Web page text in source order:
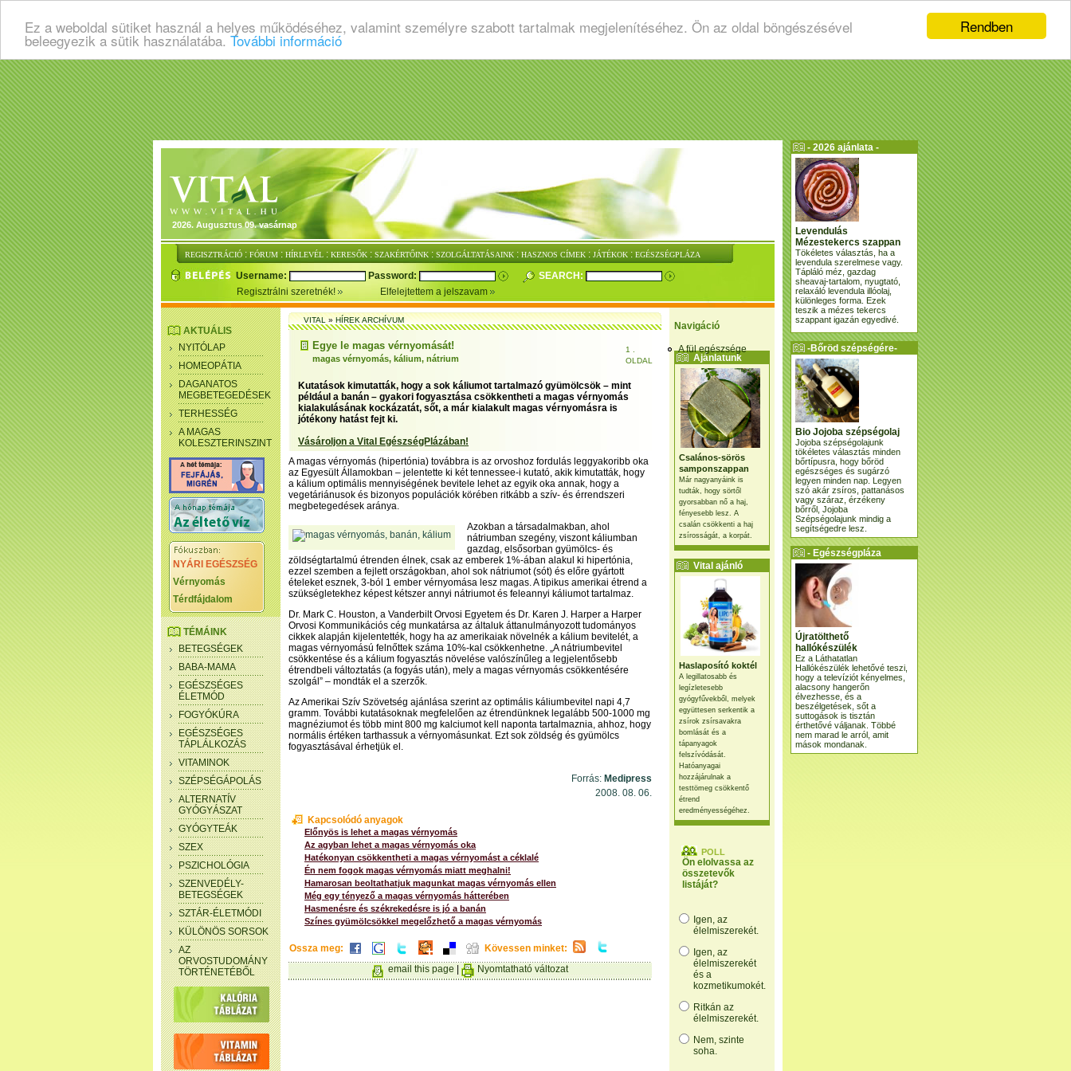
Rendben
Ez a weboldal sütiket használ a helyes működéséhez, valamint személyre szabott tartalmak megjelenítéséhez. Ön az oldal böngészésével
beleegyezik a sütik használatába. További információ
2026. Augusztus 09. vasárnap
REGISZTRÁCIÓ : FÓRUM : HÍRLEVÉL : KERESŐK : SZAKÉRTŐINK : SZOLGÁLTATÁSAINK : HASZNOS CÍMEK : JÁTÉKOK : EGÉSZSÉGPLÁZA
Username: Password:
SEARCH:
Regisztrálni szeretnék!
Elfelejtettem a jelszavam
Navigáció
A fül egészsége
Ajánlatunk
Csalános-sörös
samponszappan
Már nagyanyáink is
tudták, hogy sörtől
gyorsabban nő a haj,
fényesebb lesz. A
csalán csökkenti a haj
zsírosságát, a korpát.
Vital ajánló
Haslaposító koktél
A legillatosabb és
legízletesebb
gyógyfűvekből, melyek
együttesen serkentik a
zsírok zsírsavakra
bomlását és a
tápanyagok
felszívódását.
Hatóanyagai
hozzájárulnak a
testtömeg csökkentő
étrend
eredményességéhez.
POLL
Ön elolvassa az
összetevők
listáját?
Igen, az
élelmiszerekét.
Igen, az
élelmiszerekét
és a
kozmetikumokét.
Ritkán az
élelmiszerekét.
Nem, szinte
soha.
AKTUÁLIS
NYITÓLAP
HOMEOPÁTIA
DAGANATOS
MEGBETEGEDÉSEK
TERHESSÉG
A MAGAS
KOLESZTERINSZINT
NYÁRI EGÉSZSÉG
Vérnyomás
Térdfájdalom
TÉMÁINK
BETEGSÉGEK
BABA-MAMA
EGÉSZSÉGES
ÉLETMÓD
FOGYÓKÚRA
EGÉSZSÉGES
TÁPLÁLKOZÁS
VITAMINOK
SZÉPSÉGÁPOLÁS
ALTERNATÍV
GYÓGYÁSZAT
GYÓGYTEÁK
SZEX
PSZICHOLÓGIA
SZENVEDÉLY-
BETEGSÉGEK
SZTÁR-ÉLETMÓDI
KÜLÖNÖS SORSOK
AZ
ORVOSTUDOMÁNY
TÖRTÉNETÉBŐL
VITAL»HÍREK ARCHÍVUM
Egye le magas vérnyomását!
magas vérnyomás, kálium, nátrium
1 .
OLDAL
Kutatások kimutatták, hogy a sok káliumot tartalmazó gyümölcsök – mint
például a banán – gyakori fogyasztása csökkentheti a magas vérnyomás
kialakulásának kockázatát, sőt, a már kialakult magas vérnyomásra is
jótékony hatást fejt ki.
Vásároljon a Vital EgészségPlázában!
A magas vérnyomás (hipertónia) továbbra is az orvoshoz fordulás leggyakoribb oka
az Egyesült Államokban – jelentette ki két tennessee-i kutató, akik kimutatták, hogy
a kálium optimális mennyiségének bevitele lehet az egyik oka annak, hogy a
vegetáriánusok és bizonyos populációk körében ritkább a szív- és érrendszeri
megbetegedések aránya.
Azokban a társadalmakban, ahol
nátriumban szegény, viszont káliumban
gazdag, elsősorban gyümölcs- és
zöldségtartalmú étrenden élnek, csak az emberek 1%-ában alakul ki hipertónia,
ezzel szemben a fejlett országokban, ahol sok nátriumot (sót) és előre gyártott
ételeket esznek, 3-ból 1 ember vérnyomása lesz magas. A tipikus amerikai étrend a
szükségletekhez képest kétszer annyi nátriumot és feleannyi káliumot tartalmaz.
Dr. Mark C. Houston, a Vanderbilt Orvosi Egyetem és Dr. Karen J. Harper a Harper
Orvosi Kommunikációs cég munkatársa az általuk áttanulmányozott tudományos
cikkek alapján kijelentették, hogy ha az amerikaiak növelnék a kálium bevitelét, a
magas vérnyomású felnőttek száma 10%-kal csökkenhetne. „A nátriumbevitel
csökkentése és a kálium fogyasztás növelése valószínűleg a legjelentősebb
étrendbeli változtatás (a fogyás után), mely a magas vérnyomás csökkentésére
szolgál” – mondták el a szerzők.
Az Amerikai Szív Szövetség ajánlása szerint az optimális káliumbevitel napi 4,7
gramm. További kutatásoknak megfelelően az étrendünknek legalább 500-1000 mg
magnéziumot és több mint 800 mg kalciumot kell naponta tartalmaznia, ahhoz, hogy
normális értéken tarthassuk a vérnyomásunkat. Ezt sok zöldség és gyümölcs
fogyasztásával érhetjük el.
Forrás: Medipress
2008. 08. 06.
Kapcsolódó anyagok
Előnyös is lehet a magas vérnyomás
Az agyban lehet a magas vérnyomás oka
Hatékonyan csökkentheti a magas vérnyomást a céklalé
Én nem fogok magas vérnyomás miatt meghalni!
Hamarosan beoltathatjuk magunkat magas vérnyomás ellen
Még egy tényező a magas vérnyomás hátterében
Hasmenésre és székrekedésre is jó a banán
Színes gyümölcsökkel megelőzhető a magas vérnyomás
Ossza meg:
Kövessen minket:
email this page
Nyomtatható változat
- 2026 ajánlata -
Levendulás
Mézestekercs szappan
Tökéletes választás, ha a
levendula szerelmese vagy.
Tápláló méz, gazdag
sheavaj-tartalom, nyugtató,
relaxáló levendula illóolaj,
különleges forma. Ezek
teszik a mézes tekercs
szappant igazán egyedivé.
-Bőröd szépségére-
Bio Jojoba szépségolaj
Jojoba szépségolajunk
tökéletes választás minden
bőrtípusra, hogy bőröd
egészséges és sugárzó
legyen minden nap. Legyen
szó akár zsíros, pattanásos
vagy száraz, érzékeny
bőrről, Jojoba
Szépségolajunk mindig a
segítségedre lesz.
- Egészségpláza
ajánlatunk -
Újratölthető
hallókészülék
Ez a Láthatatlan
Hallókészülék lehetővé teszi,
hogy a televíziót kényelmes,
alacsony hangerőn
élvezhesse, és a
beszélgetések, sőt a
suttogások is tisztán
érthetővé váljanak. Többé
nem marad le arról, amit
mások mondanak.